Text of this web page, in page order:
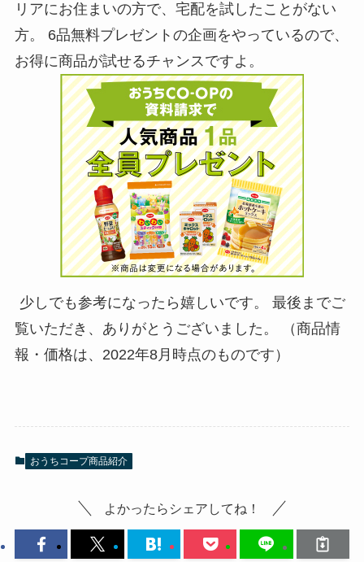
リアにお住まいの方で、宅配を試したことがない
方。 6品無料プレゼントの企画をやっているので、
お得に商品が試せるチャンスですよ。
少しでも参考になったら嬉しいです。 最後までご
覧いただき、ありがとうございました。 （商品情
報・価格は、2022年8月時点のものです）
おうちコープ商品紹介
よかったらシェアしてね！